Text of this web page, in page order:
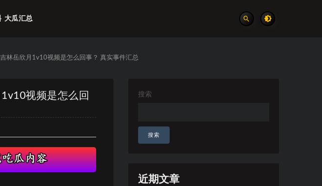
大瓜汇总
林岳欣月1v10视频是怎么回事？ 真实事件汇总
视频是怎么回
搜索
搜索
近期文章